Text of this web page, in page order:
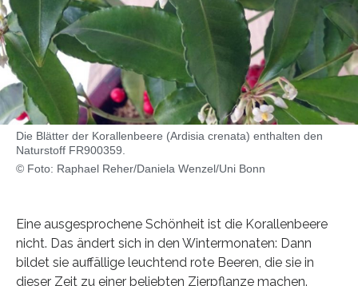
Die Blätter der Korallenbeere (Ardisia crenata) enthalten den
Naturstoff FR900359.
© Foto: Raphael Reher/Daniela Wenzel/Uni Bonn
Eine ausgesprochene Schönheit ist die Korallenbeere
nicht. Das ändert sich in den Wintermonaten: Dann
bildet sie auffällige leuchtend rote Beeren, die sie in
dieser Zeit zu einer beliebten Zierpflanze machen.